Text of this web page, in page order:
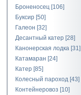
Броненосец [106]
Буксир [50]
Галеон [32]
Десантный катер [28]
Канонерская лодка [31]
Катамаран [24]
Катер [85]
Колесный пароход [43]
Контейнеровоз [10]